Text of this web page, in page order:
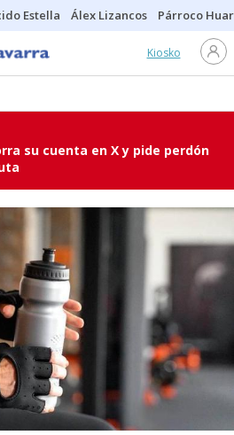
Estella Álex Lizancos Párroco
Kiosko
su cuenta en X y pide perdón